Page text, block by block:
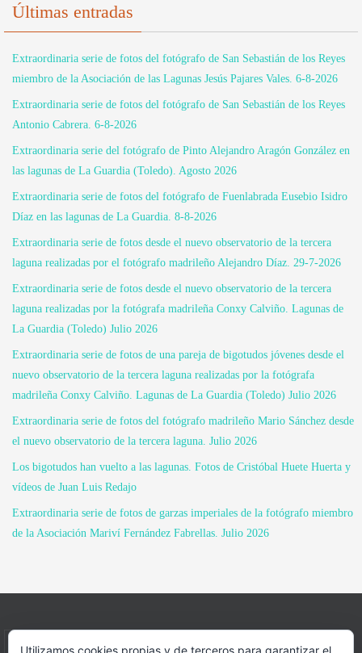
Últimas entradas
Extraordinaria serie de fotos del fotógrafo de San Sebastián de los Reyes
miembro de la Asociación de las Lagunas Jesús Pajares Vales. 6-8-2026
Extraordinaria serie de fotos del fotógrafo de San Sebastián de los Reyes
Antonio Cabrera. 6-8-2026
Extraordinaria serie del fotógrafo de Pinto Alejandro Aragón González en
las lagunas de La Guardia (Toledo). Agosto 2026
Extraordinaria serie de fotos del fotógrafo de Fuenlabrada Eusebio Isidro
Díaz en las lagunas de La Guardia. 8-8-2026
Extraordinaria serie de fotos desde el nuevo observatorio de la tercera
laguna realizadas por el fotógrafo madrileño Alejandro Díaz. 29-7-2026
Extraordinaria serie de fotos desde el nuevo observatorio de la tercera
laguna realizadas por la fotógrafa madrileña Conxy Calviño. Lagunas de
La Guardia (Toledo) Julio 2026
Extraordinaria serie de fotos de una pareja de bigotudos jóvenes desde el
nuevo observatorio de la tercera laguna realizadas por la fotógrafa
madrileña Conxy Calviño. Lagunas de La Guardia (Toledo) Julio 2026
Extraordinaria serie de fotos del fotógrafo madrileño Mario Sánchez desde
el nuevo observatorio de la tercera laguna. Julio 2026
Los bigotudos han vuelto a las lagunas. Fotos de Cristóbal Huete Huerta y
vídeos de Juan Luis Redajo
Extraordinaria serie de fotos de garzas imperiales de la fotógrafo miembro
de la Asociación Mariví Fernández Fabrellas. Julio 2026
Utilizamos cookies propias y de terceros para garantizar el